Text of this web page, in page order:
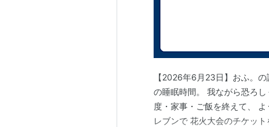
【2026年6月23日】おふ。
の睡眠時間。 我ながら恐ろ
度・家事・ご飯を終えて、
レブンで 花火大会のチケッ